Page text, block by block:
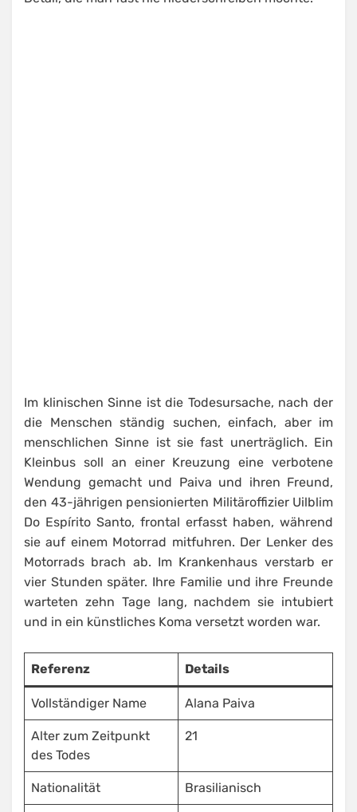
Im klinischen Sinne ist die Todesursache, nach der
die Menschen ständig suchen, einfach, aber im
menschlichen Sinne ist sie fast unerträglich. Ein
Kleinbus soll an einer Kreuzung eine verbotene
Wendung gemacht und Paiva und ihren Freund,
den 43-jährigen pensionierten Militäroffizier Uilblim
Do Espírito Santo, frontal erfasst haben, während
sie auf einem Motorrad mitfuhren. Der Lenker des
Motorrads brach ab. Im Krankenhaus verstarb er
vier Stunden später. Ihre Familie und ihre Freunde
warteten zehn Tage lang, nachdem sie intubiert
und in ein künstliches Koma versetzt worden war.
Referenz Details
Vollständiger Name Alana Paiva
Alter zum Zeitpunkt
des Todes
21
Nationalität Brasilianisch